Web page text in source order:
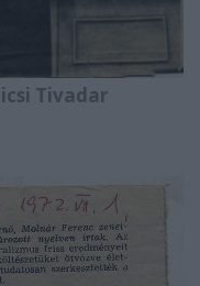
Tivadar